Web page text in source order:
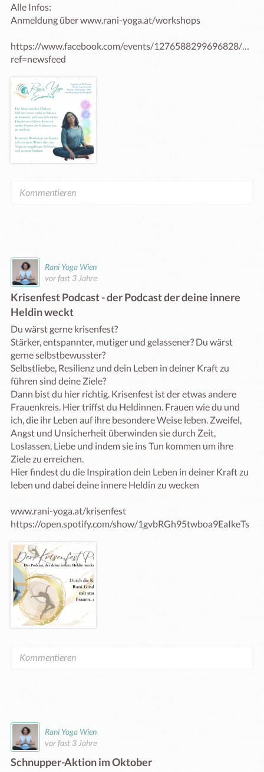
Alle Infos:
Anmeldung über www.rani-yoga.at/workshops
https://www.facebook.com/events/1276588299696828/
ref=newsfeed
Rani Yoga Wien
vor fast 3 Jahre
Krisenfest Podcast - der Podcast der deine innere
Heldin weckt
Du wärst gerne krisenfest?
Stärker, entspannter, mutiger und gelassener? Du wärst
gerne selbstbewusster?
Selbstliebe, Resilienz und dein Leben in deiner Kraft zu
führen sind deine Ziele?
Dann bist du hier richtig. Krisenfest ist der etwas andere
Frauenkreis. Hier triffst du Heldinnen. Frauen wie du und
ich, die ihr Leben auf ihre besondere Weise leben. Zweifel,
Angst und Unsicherheit überwinden sie durch Zeit,
Loslassen, Liebe und indem sie ins Tun kommen um ihre
Ziele zu erreichen.
Hier findest du die Inspiration dein Leben in deiner Kraft zu
leben und dabei deine innere Heldin zu wecken
www.rani-yoga.at/krisenfest
Rani Yoga Wien
vor fast 3 Jahre
Schnupper-Aktion im Oktober